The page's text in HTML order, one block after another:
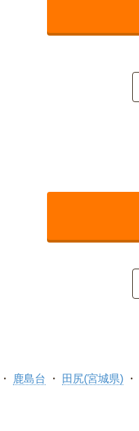
鹿島台 田尻(宮城県)